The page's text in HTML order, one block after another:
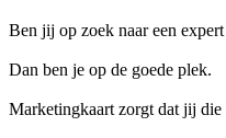
Ben jij op zoek naar een
Dan ben je op de goede plek.
Marketingkaart zorgt dat jij die